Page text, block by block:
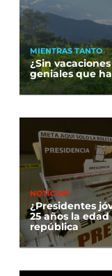
MIENTRAS TANTO
¿Sin
geniales que
NOTICIAS
¿Presidentes
25 años la
república